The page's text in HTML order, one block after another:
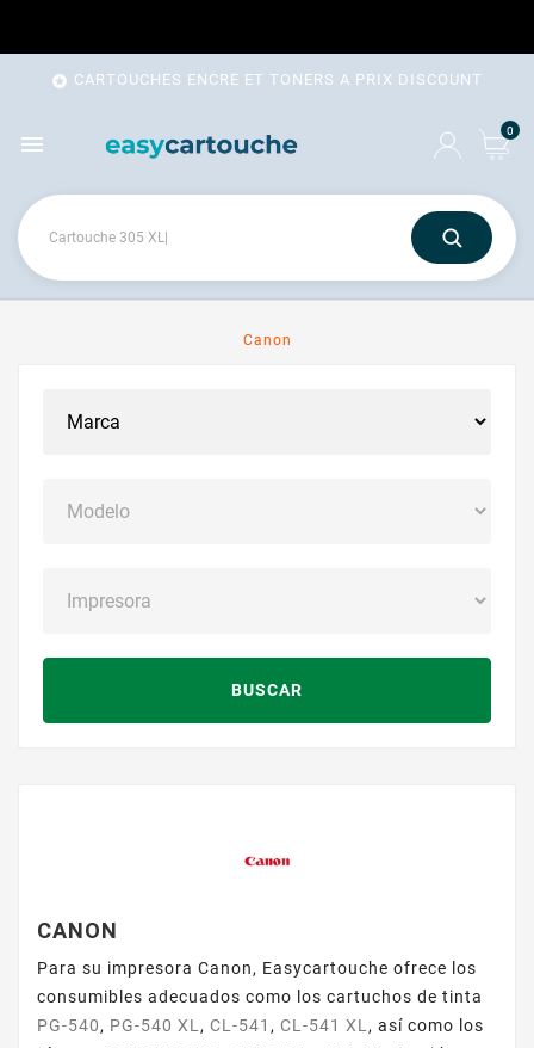
 CARTOUCHES ENCRE ET TONERS A PRIX DISCOUNT
 0
Canon
BUSCAR
CANON
Para su impresora Canon, Easycartouche ofrece los
consumibles adecuados como los cartuchos de tinta
PG-540, PG-540 XL , CL-541 , CL-541 XL , así como los